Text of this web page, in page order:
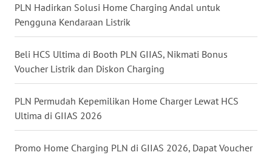
PLN Hadirkan Solusi Home Charging Andal untuk
Pengguna Kendaraan Listrik
Beli HCS Ultima di Booth PLN GIIAS, Nikmati Bonus
Voucher Listrik dan Diskon Charging
PLN Permudah Kepemilikan Home Charger Lewat HCS
Ultima di GIIAS 2026
Promo Home Charging PLN di GIIAS 2026, Dapat Voucher
WN
GORONTALO
WN
SULUT
WN
MALUKU